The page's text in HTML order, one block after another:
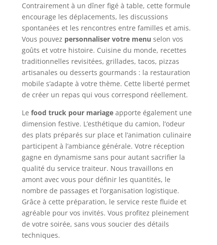
Contrairement à un dîner figé à table, cette formule
encourage les déplacements, les discussions
spontanées et les rencontres entre familles et amis.
Vous pouvez personnaliser votre menu selon vos
goûts et votre histoire. Cuisine du monde, recettes
traditionnelles revisitées, grillades, tacos, pizzas
artisanales ou desserts gourmands : la restauration
mobile s’adapte à votre thème. Cette liberté permet
de créer un repas qui vous correspond réellement.
Le food truck pour mariageapporte également une
dimension festive. L’esthétique du camion, l’odeur
des plats préparés sur place et l’animation culinaire
participent à l’ambiance générale. Votre réception
gagne en dynamisme sans pour autant sacrifier la
qualité du service traiteur. Nous travaillons en
amont avec vous pour définir les quantités, le
nombre de passages et l’organisation logistique.
Grâce à cette préparation, le service reste fluide et
agréable pour vos invités. Vous profitez pleinement
de votre soirée, sans vous soucier des détails
techniques.